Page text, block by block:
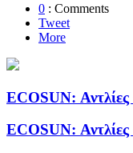
0 : Comments
Tweet
More
ECOSUN:
ECOSUN: